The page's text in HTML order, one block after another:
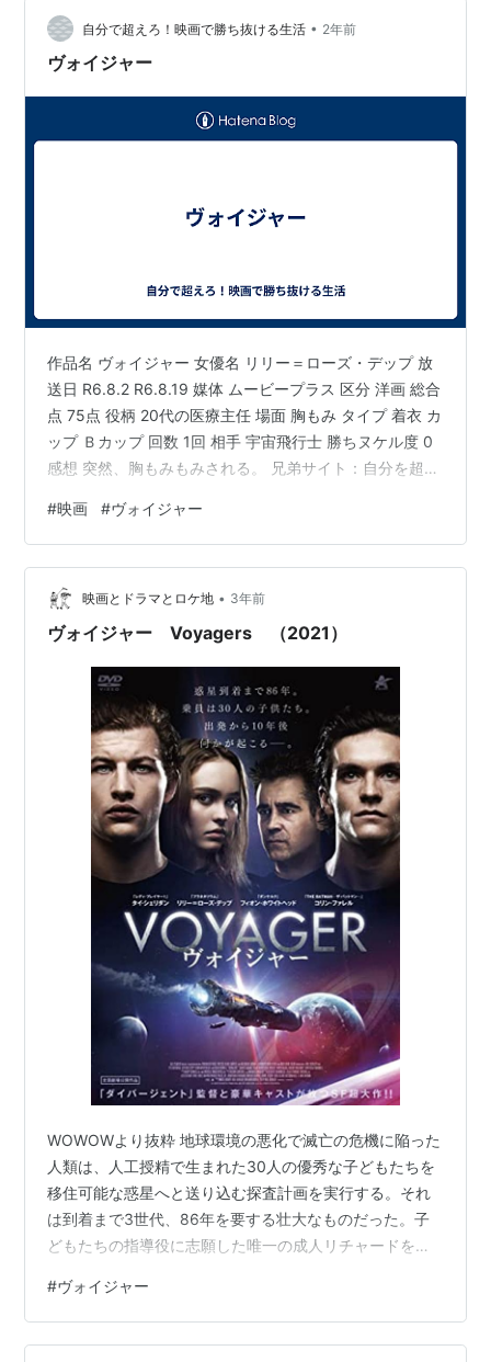
供たちはリ…
自分で超えろ！映画で勝ち抜ける生活 • 2年前
ヴォイジャー
作品名 ヴォイジャー 女優名 リリー＝ローズ・デップ 放
送日 R6.8.2 R6.8.19 媒体 ムービープラス 区分 洋画 総合
点 75点 役柄 20代の医療主任 場面 胸もみ タイプ 着衣 カ
ップ Ｂカップ 回数 1回 相手 宇宙飛行士 勝ちヌケル度 0
感想 突然、胸もみもみされる。 兄弟サイト：自分を超え
#映画 #ヴォイジャー
映画とドラマとロケ地 • 3年前
ヴォイジャー Voyagers （2021）
WOWOWより抜粋 地球環境の悪化で滅亡の危機に陥った
人類は、人工授精で生まれた30人の優秀な子どもたちを
移住可能な惑星へと送り込む探査計画を実行する。それ
は到着まで3世代、86年を要する壮大なものだった。子
どもたちの指導役に志願した唯一の成人リチャードを加
ファーとザックは、毎食時に服用を義務付けられている
青い水が、自分たちの感情や欲望を抑制していると知
り……。以下ネタバレ注意
#ヴォイジャー